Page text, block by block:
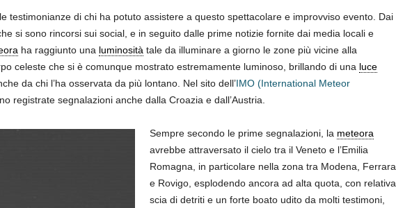
testimonianze di chi ha potuto assistere a questo spettacolare e improvviso evento. Dai
si sono rincorsi sui social, e in seguito dalle prime notizie fornite dai media locali e
ha raggiunto una luminosità tale da illuminare a giorno le zone più vicine alla
celeste che si è comunque mostrato estremamente luminoso, brillando di una luce
da chi l’ha osservata da più lontano. Nel sito dell’IMO (International Meteor
registrate segnalazioni anche dalla Croazia e dall’Austria.
Sempre secondo le prime segnalazioni, la meteora
avrebbe attraversato il cielo tra il Veneto e l’Emilia
Romagna, in particolare nella zona tra Modena, Ferrara
e Rovigo, esplodendo ancora ad alta quota, con relativa
scia di detriti e un forte boato udito da molti testimoni,